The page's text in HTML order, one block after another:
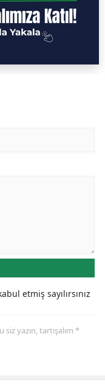
etmiş sayılırsınız
yazın, tartışalım *